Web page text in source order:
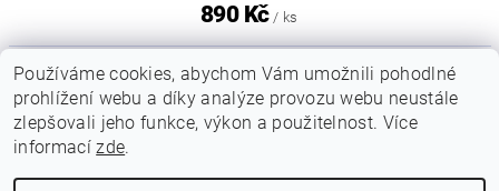
890 Kč / ks
Sohoo.cz | Dirt-bike.cz
Zemědělská technika Pitel
Používáme cookies, abychom Vám umožnili pohodlné
prohlížení webu a díky analýze provozu webu neustále
zlepšovali jeho funkce, výkon a použitelnost. Více
informacízde.